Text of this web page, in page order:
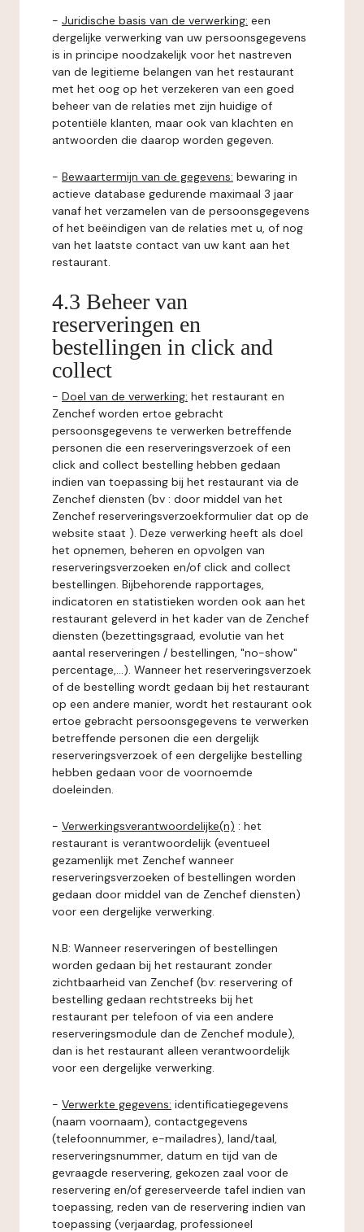
- Juridische basis van de verwerking: een
dergelijke verwerking van uw persoonsgegevens
is in principe noodzakelijk voor het nastreven
van de legitieme belangen van het restaurant
met het oog op het verzekeren van een goed
beheer van de relaties met zijn huidige of
potentiële klanten, maar ook van klachten en
antwoorden die daarop worden gegeven.
- Bewaartermijn van de gegevens: bewaring in
actieve database gedurende maximaal 3 jaar
vanaf het verzamelen van de persoonsgegevens
of het beëindigen van de relaties met u, of nog
van het laatste contact van uw kant aan het
restaurant.
4.3 Beheer van
reserveringen en
bestellingen in click and
collect
- Doel van de verwerking: het restaurant en
Zenchef worden ertoe gebracht
persoonsgegevens te verwerken betreffende
personen die een reserveringsverzoek of een
click and collect bestelling hebben gedaan
indien van toepassing bij het restaurant via de
Zenchef diensten (bv : door middel van het
Zenchef reserveringsverzoekformulier dat op de
website staat ). Deze verwerking heeft als doel
het opnemen, beheren en opvolgen van
reserveringsverzoeken en/of click and collect
bestellingen. Bijbehorende rapportages,
indicatoren en statistieken worden ook aan het
restaurant geleverd in het kader van de Zenchef
diensten (bezettingsgraad, evolutie van het
aantal reserveringen / bestellingen, "no-show"
percentage,...). Wanneer het reserveringsverzoek
of de bestelling wordt gedaan bij het restaurant
op een andere manier, wordt het restaurant ook
ertoe gebracht persoonsgegevens te verwerken
betreffende personen die een dergelijk
reserveringsverzoek of een dergelijke bestelling
hebben gedaan voor de voornoemde
doeleinden.
- Verwerkingsverantwoordelijke(n) : het
restaurant is verantwoordelijk (eventueel
gezamenlijk met Zenchef wanneer
reserveringsverzoeken of bestellingen worden
gedaan door middel van de Zenchef diensten)
voor een dergelijke verwerking.
N.B: Wanneer reserveringen of bestellingen
worden gedaan bij het restaurant zonder
zichtbaarheid van Zenchef (bv: reservering of
bestelling gedaan rechtstreeks bij het
restaurant per telefoon of via een andere
reserveringsmodule dan de Zenchef module),
dan is het restaurant alleen verantwoordelijk
voor een dergelijke verwerking.
- Verwerkte gegevens: identificatiegegevens
(naam voornaam), contactgegevens
(telefoonnummer, e-mailadres), land/taal,
reserveringsnummer, datum en tijd van de
gevraagde reservering, gekozen zaal voor de
reservering en/of gereserveerde tafel indien van
toepassing, reden van de reservering indien van
toepassing (verjaardag, professioneel